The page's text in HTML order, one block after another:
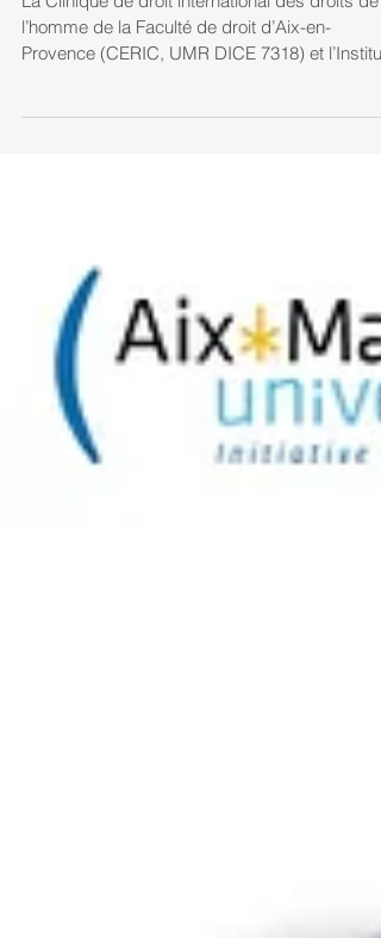
vendredi 20 avr
La Clinique de droit international des droits de
Provence (CERIC, UMR DICE 7318) et